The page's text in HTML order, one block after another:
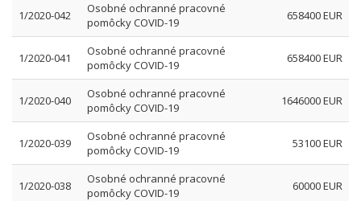
1/2020-042
Osobné ochranné pracovné
pomôcky COVID-19
658400 EUR
1/2020-041
Osobné ochranné pracovné
pomôcky COVID-19
658400 EUR
1/2020-040
Osobné ochranné pracovné
pomôcky COVID-19
1646000 EUR
1/2020-039
Osobné ochranné pracovné
pomôcky COVID-19
53100 EUR
1/2020-038
Osobné ochranné pracovné
pomôcky COVID-19
60000 EUR